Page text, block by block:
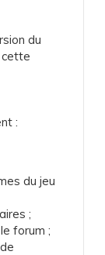
du
cette
:
du jeu
;
forum ;